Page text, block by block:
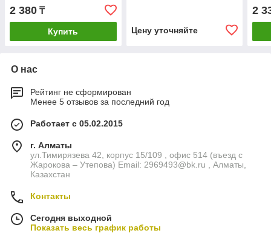
2 380 ₸
Купить Цену уточняйте
2
О нас
Рейтинг не сформирован
Менее 5 отзывов за последний год
Работает с 05.02.2015
г. Алматы
ул.Тимирязева 42, корпус 15/109 , офис 514 (въезд с
Жарокова – Утепова) Email: 2969493@bk.ru , Алматы,
Казахстан
Контакты
Сегодня выходной
Показать весь график работы